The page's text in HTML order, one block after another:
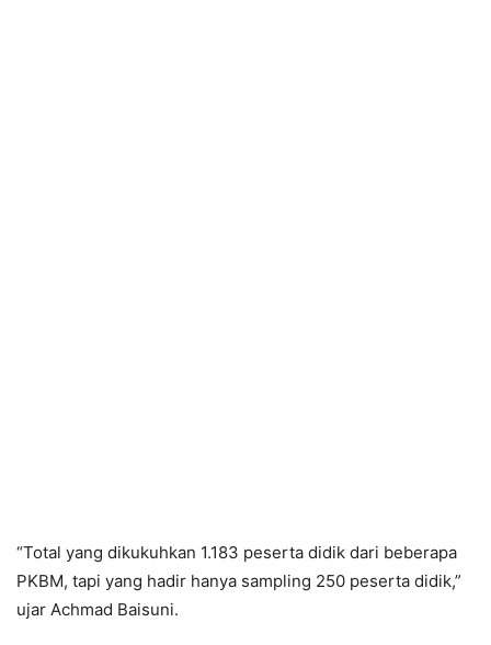
“Total yang dikukuhkan 1.183 peserta didik dari beberapa
PKBM, tapi yang hadir hanya sampling 250 peserta didik,”
ujar Achmad Baisuni.